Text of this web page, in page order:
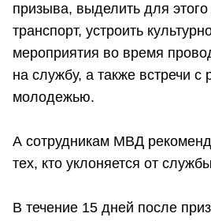
призыва, выделить для
транспорт, устроить
мероприятия во время
на службу, а также встречи с
молодежью.
А сотрудникам МВД
тех, кто уклоняется от
В течение 15 дней после